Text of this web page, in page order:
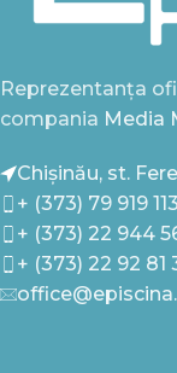
Reprezentanța
compania Media
Chișinău, st.
+ (373) 79 919 113
+ (373) 22 944
+ (373) 22 92 81